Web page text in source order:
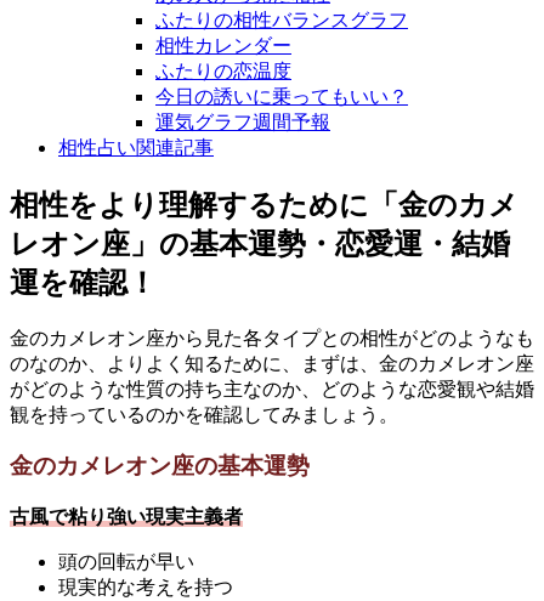
ふたりの相性バランスグラフ
相性カレンダー
ふたりの恋温度
今日の誘いに乗ってもいい？
運気グラフ週間予報
相性占い関連記事
相性をより理解するために「金のカメ
レオン座」の基本運勢・恋愛運・結婚
運を確認！
金のカメレオン座から見た各タイプとの相性がどのようなも
のなのか、よりよく知るために、まずは、金のカメレオン座
がどのような性質の持ち主なのか、どのような恋愛観や結婚
観を持っているのかを確認してみましょう。
金のカメレオン座の基本運勢
古風で粘り強い現実主義者
頭の回転が早い
現実的な考えを持つ